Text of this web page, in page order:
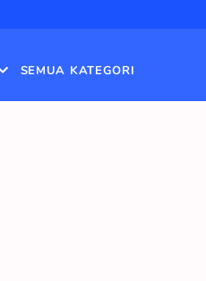
dropdown
SEMUA KATEGORI